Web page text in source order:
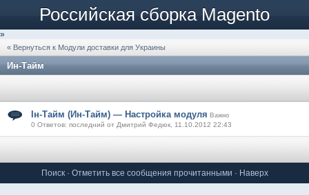
Российская сборка Magento
»
« Вернуться к Модули доставки для Украины
Ин-Тайм
Ін-Тайм (Ин-Тайм) — Настройка модуля Важно
0 Ответов: последний от Дмитрий Федюк, 11.10.2012 22:43
Поиск· Отметить все сообщения прочитанными · Наверх